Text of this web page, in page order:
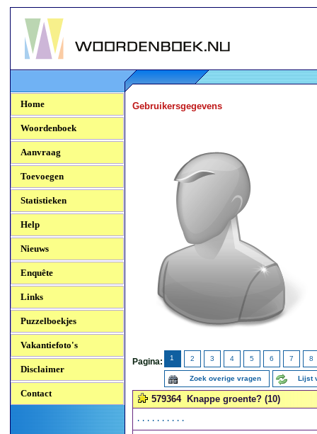
Woordenboek.NU
Home
Woordenboek
Aanvraag
Toevoegen
Statistieken
Help
Nieuws
Enquête
Links
Puzzelboekjes
Vakantiefoto's
Disclaimer
Contact
Gebruikersgegevens
Pagina: 1 2 3 4 5 6 7 8
Zoek overige vragen Lijst
579364 Knappe groente? (10)
..........